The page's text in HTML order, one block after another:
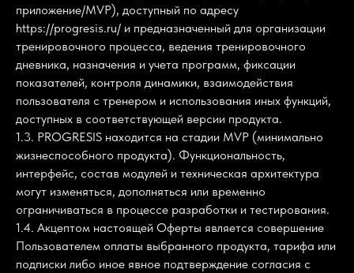
приложение/MVP), доступный по адресу
https://progresis.ru/ и предназначенный для организации
тренировочного процесса, ведения тренировочного
дневника, назначения и учета программ, фиксации
показателей, контроля динамики, взаимодействия
пользователя с тренером и использования иных функций,
доступных в соответствующей версии продукта.
1.3. PROGRESIS находится на стадии MVP (минимально
жизнеспособного продукта). Функциональность,
интерфейс, состав модулей и техническая архитектура
могут изменяться, дополняться или временно
ограничиваться в процессе разработки и тестирования.
1.4. Акцептом настоящей Оферты является совершение
Пользователем оплаты выбранного продукта, тарифа или
подписки либо иное явное подтверждение согласия с